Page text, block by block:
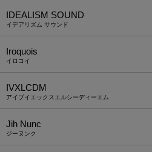
IDEALISM SOUND
イデアリズム サウンド
Iroquois
イロコイ
IVXLCDM
アイブイエックスエルシーディーエム
Jih Nunc
ジーヌンク